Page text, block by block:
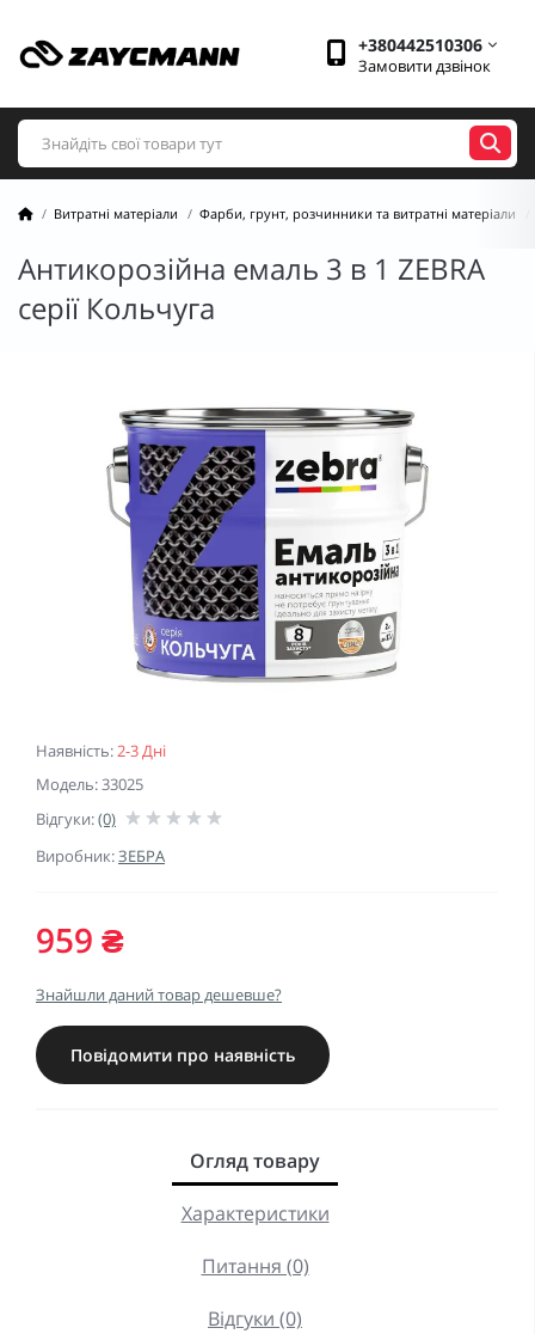
+380442510306
Замовити дзвінок
Витратні матеріали Фарби, грунт, розчинники та витратні матеріали
Антикорозійна емаль 3 в 1 ZEBRA
серії Кольчуга
Наявність:2-3 Дні
Модель: 33025
Відгуки:(0)
Виробник:ЗЕБРА
959 ₴
Знайшли даний товар дешевше?
Повідомити про наявність
Огляд товару
Характеристики
Питання (0)
Відгуки (0)